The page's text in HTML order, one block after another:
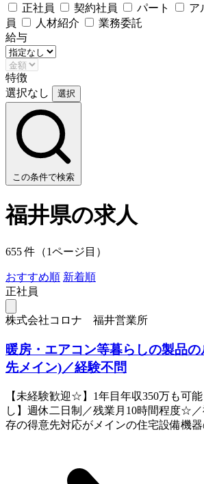
正社員
契約社員 パート ア
員
人材紹介
業務委託
給与
特徴
選択なし
選択
この条件で検索
福井県の求人
655 件（1ページ目）
おすすめ順 新着順
正社員
株式会社コロナ 福井営業所
暖房・エアコン等暮らしの製品
先メイン)／経験不問
【未経験歓迎☆】1年目年収350万も可
し】週休二日制／残業月10時間程度☆
存の得意先対応がメインの住宅設備機